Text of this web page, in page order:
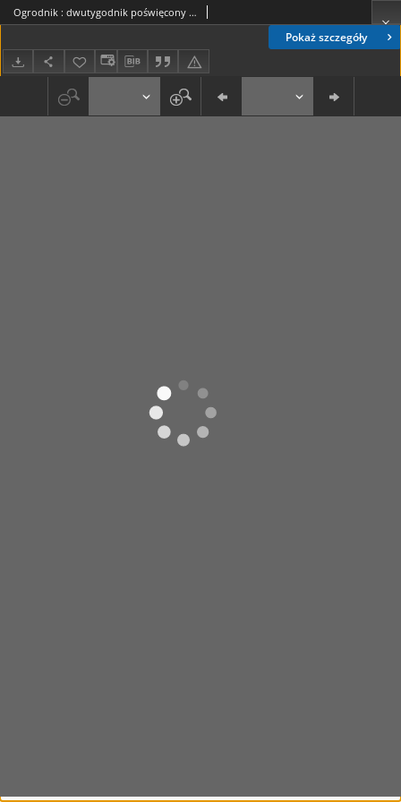
Pokaż szczegóły
Ogrodnik : dwutygodnik poświęcony sprawom ogrodnictwa polskiego. R. 11, nr 23 (1 grudzień 1921)